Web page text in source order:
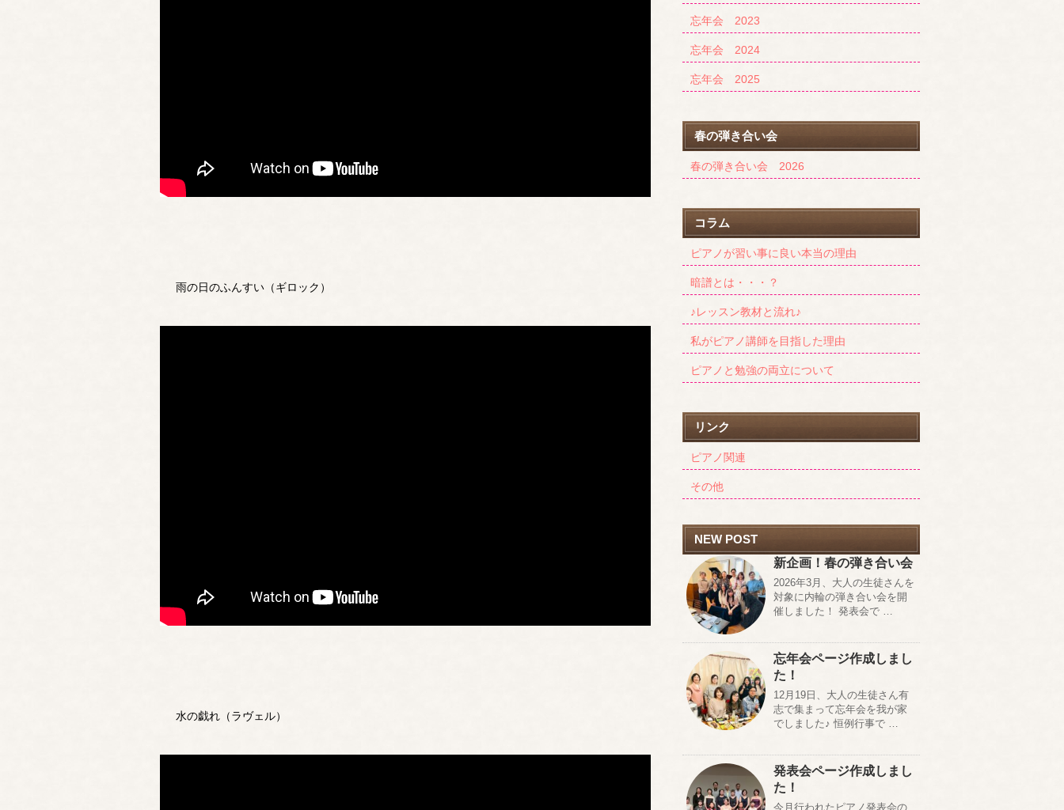
雨の日のふんすい（ギロック）
水の戯れ（ラヴェル）
忘年会 2023
忘年会 2024
忘年会 2025
春の弾き合い会
春の弾き合い会 2026
コラム
ピアノが習い事に良い本当の理由
暗譜とは・・・？
♪レッスン教材と流れ♪
私がピアノ講師を目指した理由
ピアノと勉強の両立について
リンク
ピアノ関連
その他
NEW POST
新企画！春の弾き合い会
2026年3月、大人の生徒さんを
対象に内輪の弾き合い会を開
催しました！ 発表会で …
忘年会ページ作成しまし
た！
12月19日、大人の生徒さん有
志で集まって忘年会を我が家
でしました♪ 恒例行事で …
発表会ページ作成しまし
た！
今月行われたピアノ発表会の